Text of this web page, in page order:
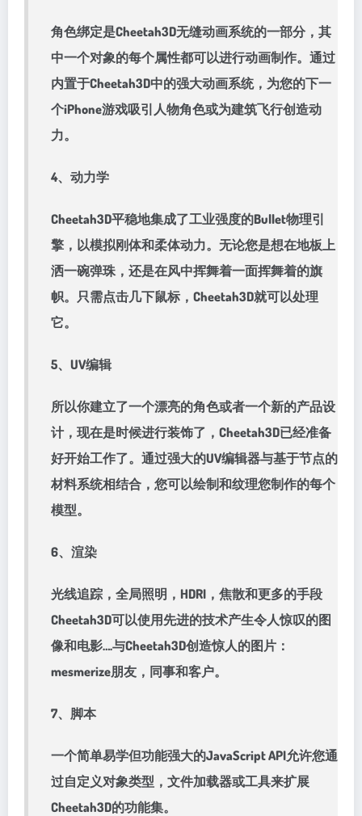
角色绑定是Cheetah3D无缝动画系统的一部分，其
中一个对象的每个属性都可以进行动画制作。通过
内置于Cheetah3D中的强大动画系统，为您的下一
个iPhone游戏吸引人物角色或为建筑飞行创造动
力。
4、动力学
Cheetah3D平稳地集成了工业强度的Bullet物理引
擎，以模拟刚体和柔体动力。无论您是想在地板上
洒一碗弹珠，还是在风中挥舞着一面挥舞着的旗
帜。只需点击几下鼠标，Cheetah3D就可以处理
它。
5、UV编辑
所以你建立了一个漂亮的角色或者一个新的产品设
计，现在是时候进行装饰了，Cheetah3D已经准备
好开始工作了。通过强大的UV编辑器与基于节点的
材料系统相结合，您可以绘制和纹理您制作的每个
模型。
6、渲染
光线追踪，全局照明，HDRI，焦散和更多的手段
Cheetah3D可以使用先进的技术产生令人惊叹的图
像和电影….与Cheetah3D创造惊人的图片：
mesmerize朋友，同事和客户。
7、脚本
一个简单易学但功能强大的JavaScript API允许您通
过自定义对象类型，文件加载器或工具来扩展
Cheetah3D的功能集。